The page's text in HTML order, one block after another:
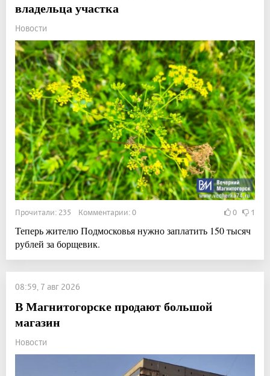
владельца участка
Новости
Прочитали: 235 Комментарии: 0 0 1
Теперь жителю Подмосковья нужно заплатить 150 тысяч
рублей за борщевик.
08:59, 7 авг 2026
В Магнитогорске продают большой
магазин
Новости